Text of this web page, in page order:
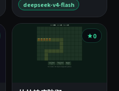
deepseek-v4-flash
0